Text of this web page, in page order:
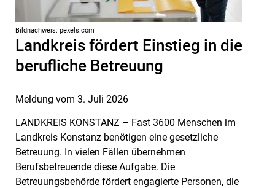
Bildnachweis: pexels.com
Meldung vom 3. Juli 2026
Landkreis fördert Einstieg in die
berufliche Betreuung
LANDKREIS KONSTANZ – Fast 3600 Menschen im
Landkreis Konstanz benötigen eine gesetzliche
Betreuung. In vielen Fällen übernehmen
Berufsbetreuende diese Aufgabe. Die
Betreuungsbehörde fördert engagierte Personen, die